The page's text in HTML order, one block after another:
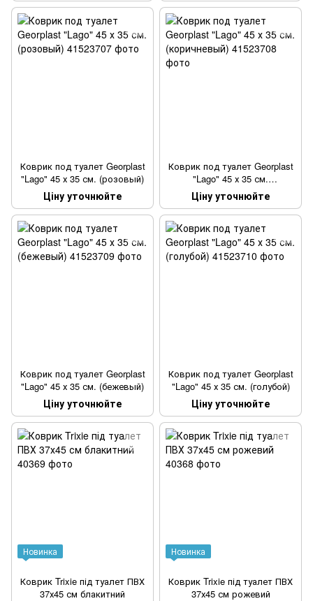
Коврик под туалет Georplast
"Lago" 45 х 35 см. (розовый)
Ціну уточнюйте
Коврик под туалет Georplast
"Lago" 45 х 35 см.
(коричневый)
Ціну уточнюйте
Коврик под туалет Georplast
"Lago" 45 х 35 см. (бежевый)
Ціну уточнюйте
Коврик под туалет Georplast
"Lago" 45 х 35 см. (голубой)
Ціну уточнюйте
Новинка
Коврик Trixie під туалет ПВХ
37х45 см блакитний
Новинка
Коврик Trixie під туалет ПВХ
37х45 см рожевий